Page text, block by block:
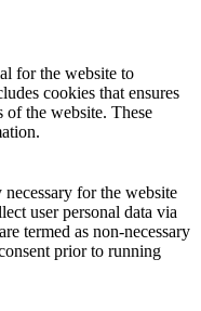
for the website to
cookies that ensures
of the website. These
for the website
user personal data via
termed as non-necessary
prior to running